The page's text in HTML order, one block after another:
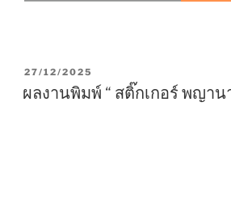
P
S
27/12/2025
ผลงานพิมพ์ “ สติ๊กเกอร์ พญาน